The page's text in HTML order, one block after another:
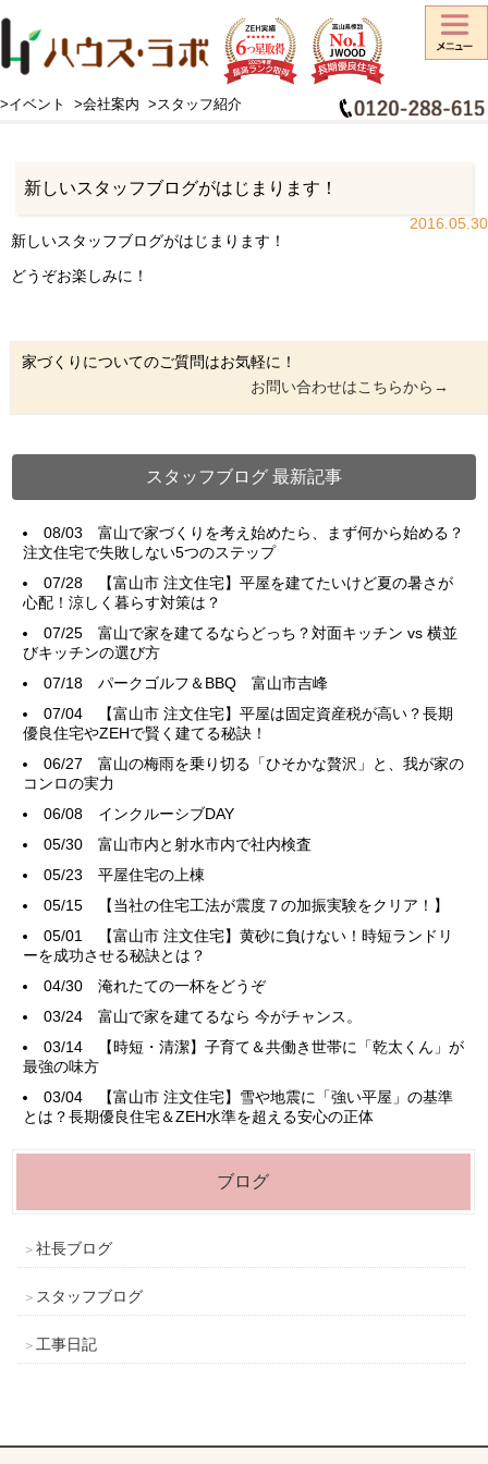
>イベント >会社案内 >スタッフ紹介
HOME > スタッフブログ > 新しいスタッフブログがはじまります！
新しいスタッフブログがはじまります！
2016.05.30
新しいスタッフブログがはじまります！
どうぞお楽しみに！
家づくりについてのご質問はお気軽に！
お問い合わせはこちらから→
スタッフブログ 最新記事
08/03富山で家づくりを考え始めたら、まず何から始める？
注文住宅で失敗しない5つのステップ
07/28
【富山市 注文住宅】平屋を建てたいけど夏の暑さが
心配！涼しく暮らす対策は？
07/25富山で家を建てるならどっち？対面キッチン vs 横並
びキッチンの選び方
07/18パークゴルフ＆BBQ 富山市吉峰
07/04
【富山市 注文住宅】平屋は固定資産税が高い？長期
優良住宅やZEHで賢く建てる秘訣！
06/27富山の梅雨を乗り切る「ひそかな贅沢」と、我が家の
コンロの実力
06/08 インクルーシブDAY
05/30富山市内と射水市内で社内検査
05/23平屋住宅の上棟
05/15
【当社の住宅工法が震度７の加振実験をクリア！】
05/01
【富山市 注文住宅】黄砂に負けない！時短ランドリ
ーを成功させる秘訣とは？
04/30淹れたての一杯をどうぞ
03/24富山で家を建てるなら 今がチャンス。
03/14
【時短・清潔】子育て＆共働き世帯に「乾太くん」が
最強の味方
03/04
【富山市 注文住宅】雪や地震に「強い平屋」の基準
とは？長期優良住宅＆ZEH水準を超える安心の正体
ブログ
社長ブログ
スタッフブログ
工事日記